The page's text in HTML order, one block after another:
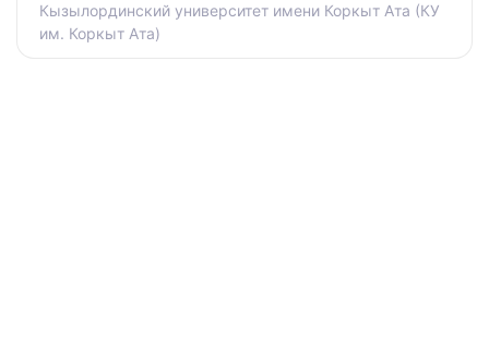
Кызылординский университет имени Коркыт Ата (КУ
им. Коркыт Ата)